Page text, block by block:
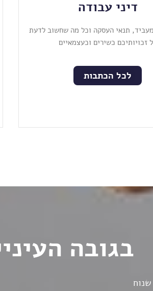
דיני עבודה
תנאי העסקה וכל מה שחשוב לדעת
זכויותיכם כשירים וכעצמאיים
לכל הכתבות
בגובה